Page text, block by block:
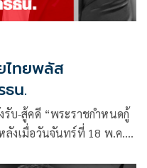
ไทยพลัส
น.
บ-สู้คดี “พระราชกำหนดกู้
งเมื่อวันจันทร์ที่ 18 พ.ค.ที่